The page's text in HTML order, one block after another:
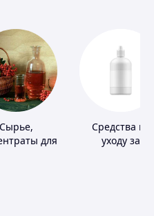
Сырье,
для
Средства по
уходу за